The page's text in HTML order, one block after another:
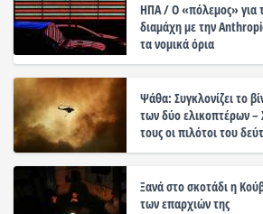
ΗΠΑ / Ο «πόλεμος» για
διαμάχη με την
τα νομικά όρια
Ψάθα: Συγκλονίζει το
των δύο ελικοπτέρων –
τους οι πιλότοι του
Ξανά στο σκοτάδι η
των επαρχιών της